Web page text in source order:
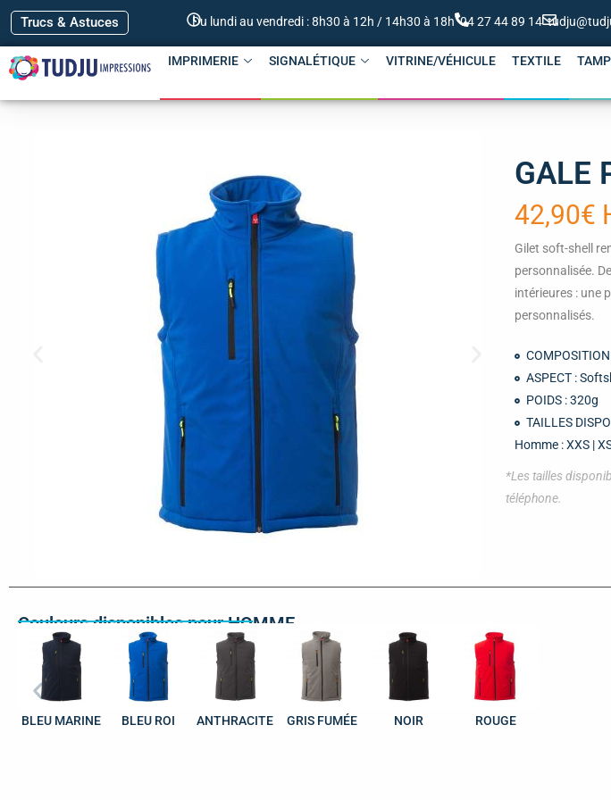
Trucs & Astuces Du lundi au vendredi : 8h30 à 12h / 14h30 à 18h 04 27 44 89 14
IMPRIMERIE SIGNALÉTIQUE VITRINE/VÉHICULE TEXTILE
GALE
42,90€
Gilet soft-shell
personnalisée.
intérieures : une
personnalisés.
ASPECT :
POIDS : 320g
TAILLES
Homme : XXS |
*Les tailles
téléphone.
Couleurs disponibles pour HOMME
BLEU MARINE BLEU ROI ANTHRACITE GRIS FUMÉE NOIR ROUGE